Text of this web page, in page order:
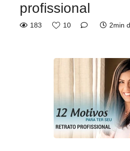
profissional
183 10 2min